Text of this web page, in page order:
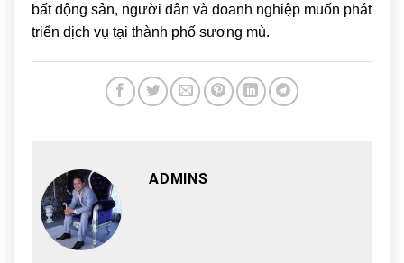
bất động sản, người dân và doanh nghiệp muốn phát
triển dịch vụ tại thành phố sương mù.
ADMINS